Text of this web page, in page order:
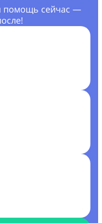
помощь сейчас —